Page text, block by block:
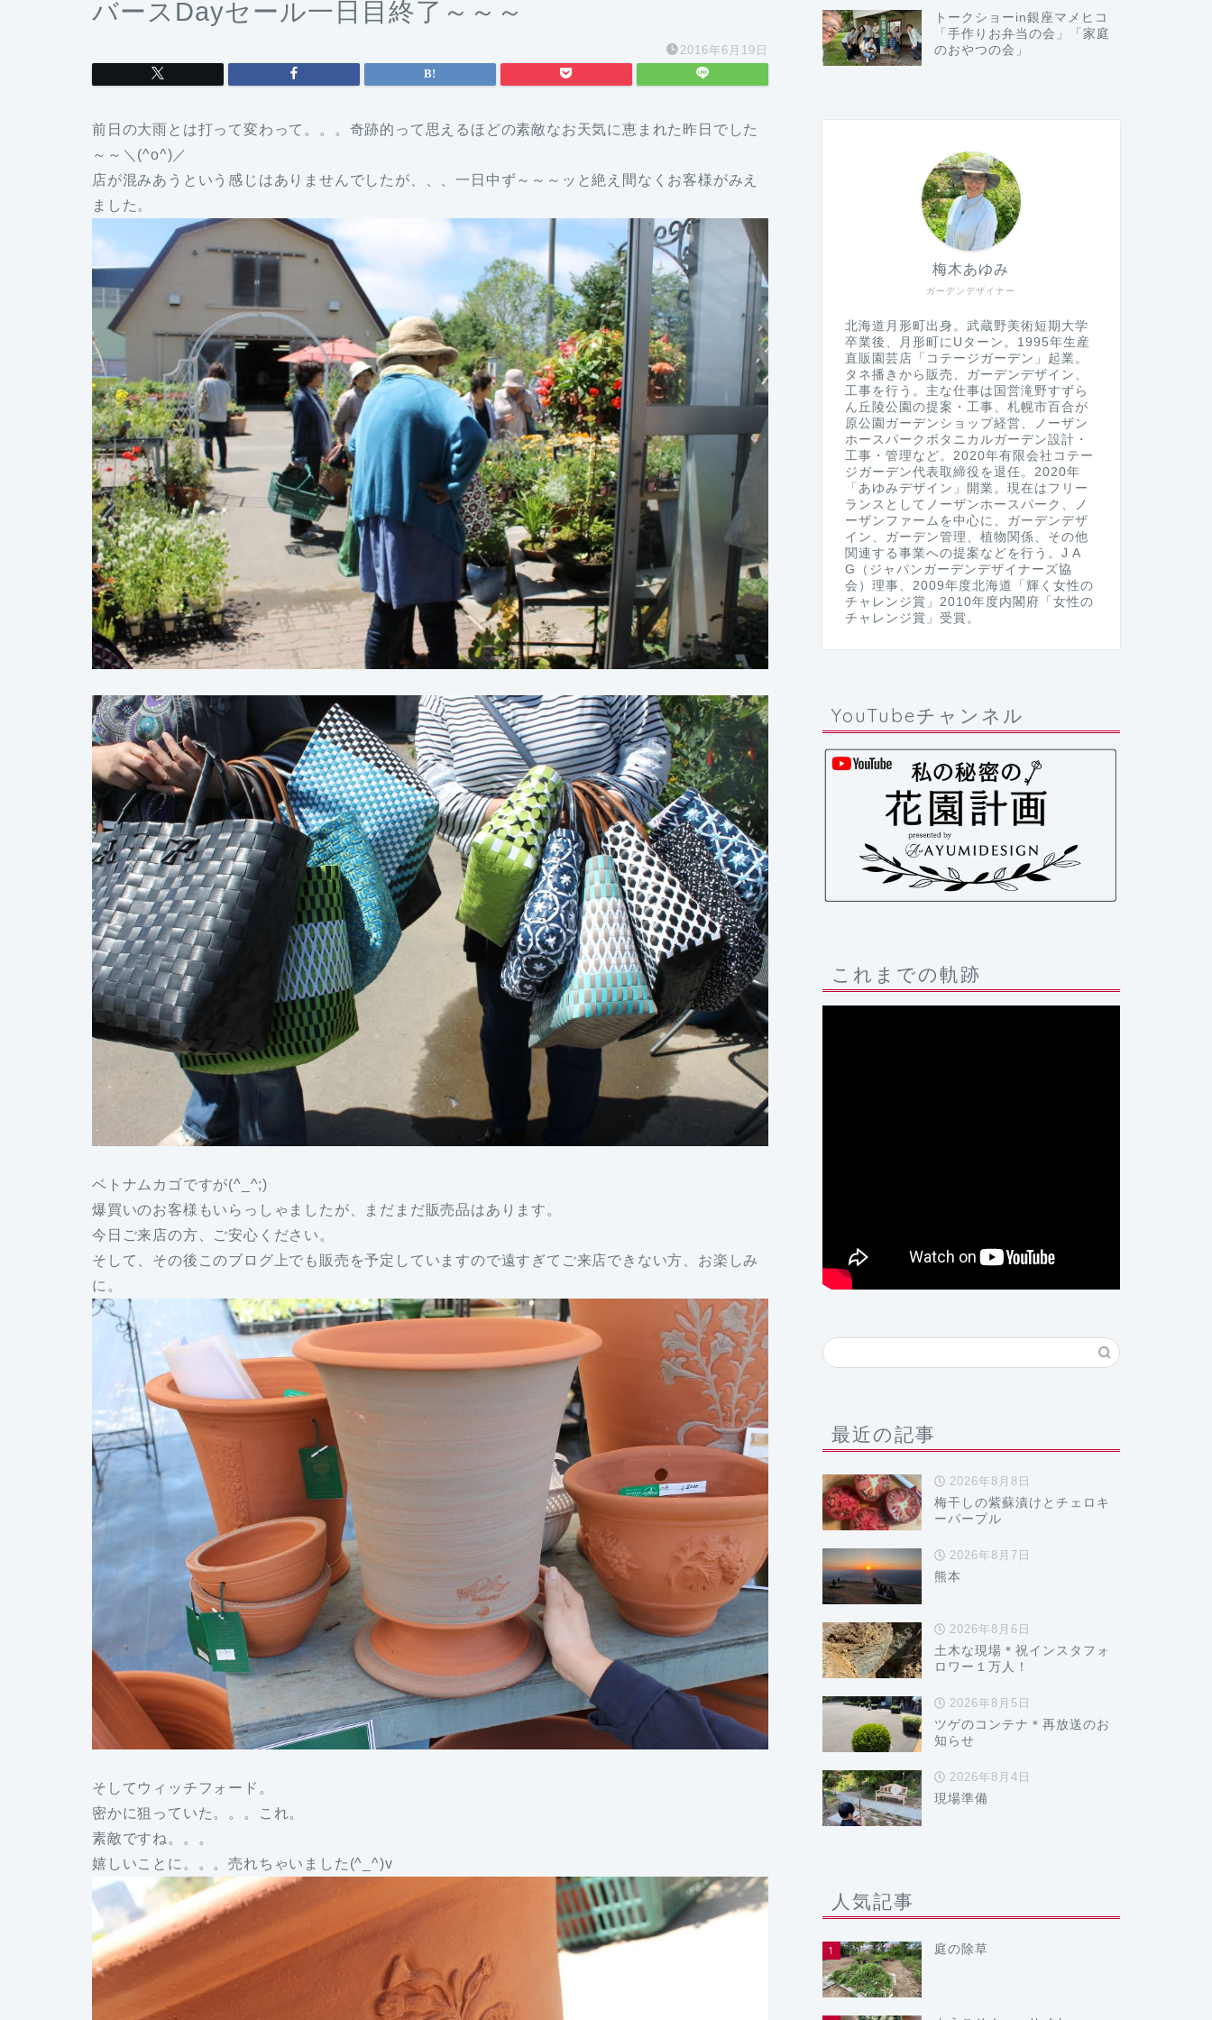
バースDayセール一日目終了～～～
2016年6月19日
前日の大雨とは打って変わって。。。奇跡的って思えるほどの素敵なお天気に恵まれた昨日でした
～～＼(^o^)／
店が混みあうという感じはありませんでしたが、、、一日中ず～～～ッと絶え間なくお客様がみえ
ました。
ベトナムカゴですが(^_^;)
爆買いのお客様もいらっしゃましたが、まだまだ販売品はあります。
今日ご来店の方、ご安心ください。
そして、その後このブログ上でも販売を予定していますので遠すぎてご来店できない方、お楽しみ
に。
そしてウィッチフォード。
密かに狙っていた。。。これ。
素敵ですね。。。
嬉しいことに。。。売れちゃいました(^_^)v
トークショーin銀座マメヒコ
「手作りお弁当の会」「家庭
のおやつの会」
ガーデンデザイナー
梅木あゆみ
北海道月形町出身。武蔵野美術短期大学
卒業後、月形町にUターン。1995年生産
直販園芸店「コテージガーデン」起業。
タネ播きから販売、ガーデンデザイン、
工事を行う。主な仕事は国営滝野すずら
ん丘陵公園の提案・工事、札幌市百合が
原公園ガーデンショップ経営、ノーザン
ホースパークボタニカルガーデン設計・
工事・管理など。2020年有限会社コテー
ジガーデン代表取締役を退任。2020年
「あゆみデザイン」開業。現在はフリー
ランスとしてノーザンホースパーク、ノ
ーザンファームを中心に、ガーデンデザ
イン、ガーデン管理、植物関係、その他
関連する事業への提案などを行う。J A
G（ジャパンガーデンデザイナーズ協
会）理事、2009年度北海道「輝く女性の
チャレンジ賞」2010年度内閣府「女性の
チャレンジ賞」受賞。
YouTubeチャンネル
これまでの軌跡
最近の記事
2026年8月8日
梅干しの紫蘇漬けとチェロキ
ーパープル
2026年8月7日
熊本
2026年8月6日
土木な現場＊祝インスタフォ
ロワー１万人！
2026年8月5日
ツゲのコンテナ＊再放送のお
知らせ
2026年8月4日
現場準備
人気記事
1 庭の除草